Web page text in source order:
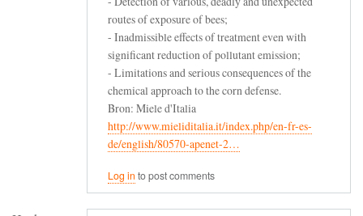
routes of exposure of bees;
- Inadmissible effects of treatment even with
significant reduction of pollutant emission;
- Limitations and serious consequences of the
chemical approach to the corn defense.
Bron: Miele d'Italia
http://www.mieliditalia.it/index.php/en-fr-es-
de/english/80570-apenet-2…
Log in to post comments